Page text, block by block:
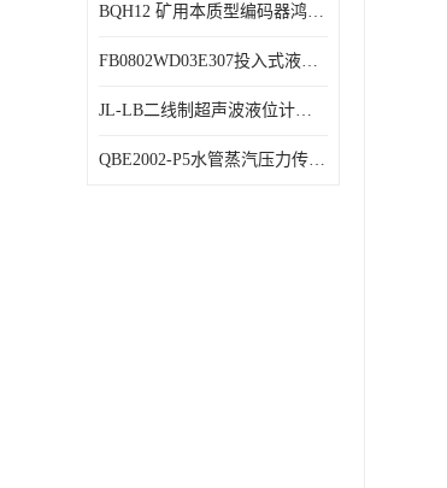
BQH12 矿用本质型编码器鸿泰产品实物展示
FB0802WD03E307投入式液位计鸿泰产品选型参数
JL-LB二线制超声波液位计鸿泰产品外形美观大方
QBE2002-P5水管蒸汽压力传感器西门子产品技术规格